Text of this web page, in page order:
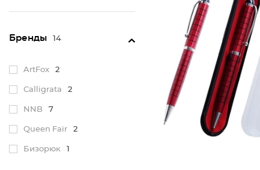
Бренды 14
ArtFox 2
Calligrata 2
NNB 7
Queen Fair 2
Бизорюк 1